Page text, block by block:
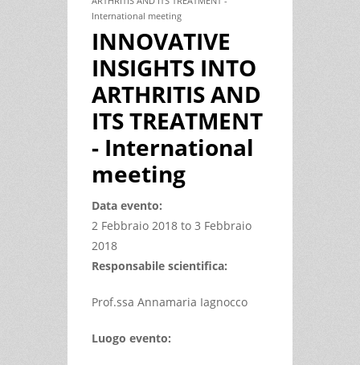
International meeting
INNOVATIVE
INSIGHTS INTO
ARTHRITIS AND
ITS TREATMENT
- International
meeting
Data evento:
2 Febbraio 2018 to 3 Febbraio
2018
Responsabile scientifica:
Prof.ssa Annamaria Iagnocco
Luogo evento: